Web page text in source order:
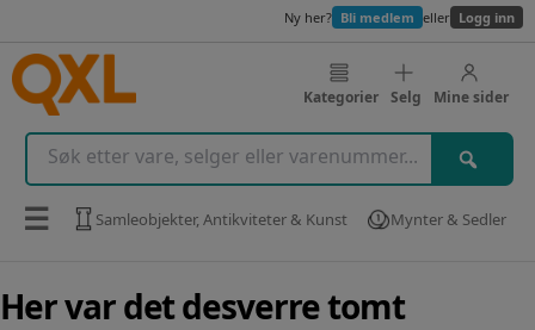
Ny her? Bli medlem eller Logg inn
Kategorier Selg Mine sider
☰ Samleobjekter, Antikviteter & Kunst Mynter & Sedler
Her var det desverre tomt